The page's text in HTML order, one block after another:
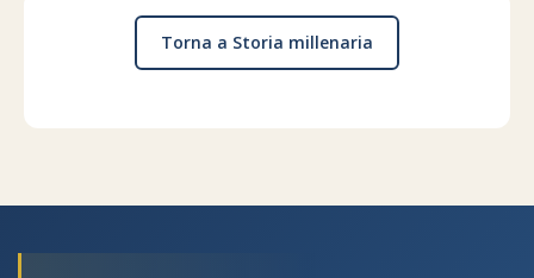
Torna a Storia millenaria